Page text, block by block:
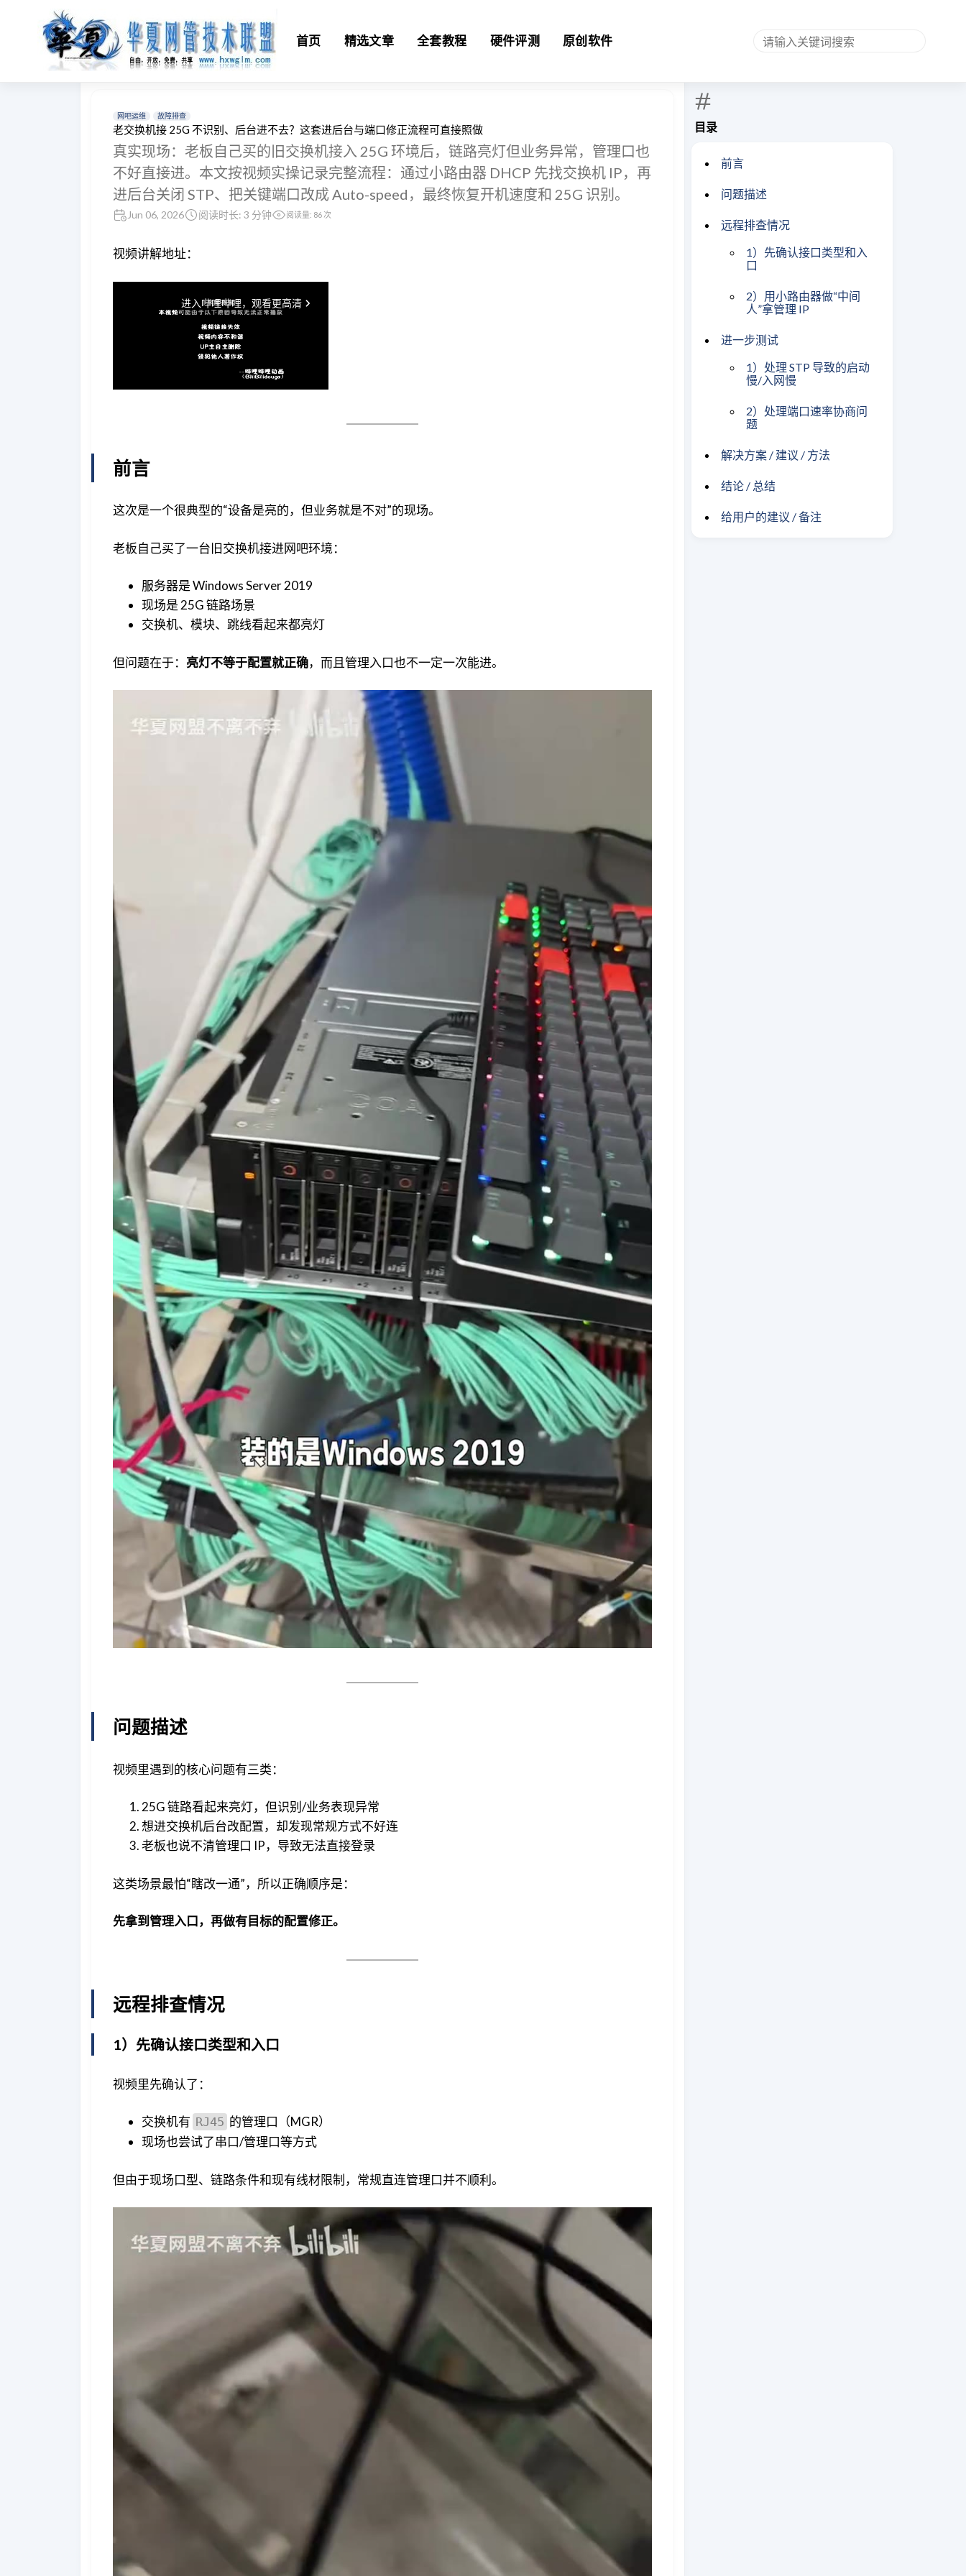
首页 精选文章 全套教程 硬件评测 原创软件
目录
前言
问题描述
远程排查情况
1）先确认接口类型和入
口
2）用小路由器做“中间
人”拿管理 IP
进一步测试
1）处理 STP 导致的启动
慢/入网慢
2）处理端口速率协商问
题
解决方案 / 建议 / 方法
结论 / 总结
给用户的建议 / 备注
网吧运维 故障排查
老交换机接 25G 不识别、后台进不去？这套进后台与端口修正流程可直接照做
真实现场：老板自己买的旧交换机接入 25G 环境后，链路亮灯但业务异常，管理口也
不好直接进。本文按视频实操记录完整流程：通过小路由器 DHCP 先找交换机 IP，再
进后台关闭 STP、把关键端口改成 Auto-speed，最终恢复开机速度和 25G 识别。
Jun 06, 2026 阅读时长: 3 分钟 阅读量: 86 次
视频讲解地址：
前言
这次是一个很典型的“设备是亮的，但业务就是不对”的现场。
老板自己买了一台旧交换机接进网吧环境：
服务器是 Windows Server 2019
现场是 25G 链路场景
交换机、模块、跳线看起来都亮灯
但问题在于： 亮灯不等于配置就正确，而且管理入口也不一定一次能进。
问题描述
视频里遇到的核心问题有三类：
25G 链路看起来亮灯，但识别/业务表现异常
想进交换机后台改配置，却发现常规方式不好连
老板也说不清管理口 IP，导致无法直接登录
这类场景最怕“瞎改一通”，所以正确顺序是：
先拿到管理入口，再做有目标的配置修正。
远程排查情况
1）先确认接口类型和入口
视频里先确认了：
交换机有 RJ45 的管理口（MGR）
现场也尝试了串口/管理口等方式
但由于现场口型、链路条件和现有线材限制，常规直连管理口并不顺利。